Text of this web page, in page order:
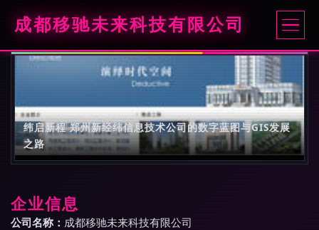
成都移驰未来科技有限公司
纬启新程 郑州新经纬信息技术公司的数字蓝图与GIS发展
之路
企业信息
公司名称： 成都移驰未来科技有限公司